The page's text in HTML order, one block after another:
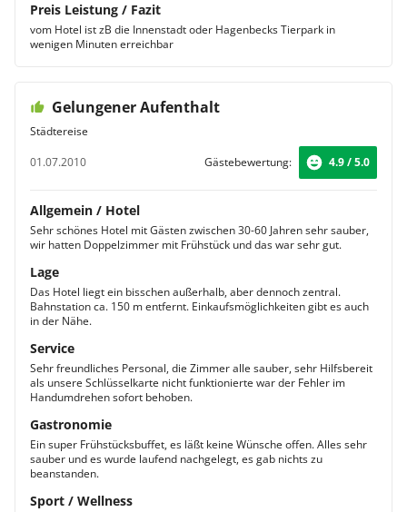
Preis Leistung / Fazit
vom Hotel ist zB die Innenstadt oder Hagenbecks Tierpark in
wenigen Minuten erreichbar
Gelungener Aufenthalt
Städtereise
01.07.2010
Gästebewertung: 4.9 / 5.0
Allgemein / Hotel
Sehr schönes Hotel mit Gästen zwischen 30-60 Jahren sehr sauber,
wir hatten Doppelzimmer mit Frühstück und das war sehr gut.
Lage
Das Hotel liegt ein bisschen außerhalb, aber dennoch zentral.
Bahnstation ca. 150 m entfernt. Einkaufsmöglichkeiten gibt es auch
in der Nähe.
Service
Sehr freundliches Personal, die Zimmer alle sauber, sehr Hilfsbereit
als unsere Schlüsselkarte nicht funktionierte war der Fehler im
Handumdrehen sofort behoben.
Gastronomie
Ein super Frühstücksbuffet, es läßt keine Wünsche offen. Alles sehr
sauber und es wurde laufend nachgelegt, es gab nichts zu
beanstanden.
Sport / Wellness